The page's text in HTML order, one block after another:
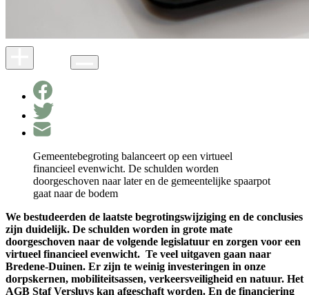
Gemeentebegroting balanceert op een virtueel
financieel evenwicht. De schulden worden
doorgeschoven naar later en de gemeentelijke spaarpot
gaat naar de bodem
We bestudeerden de laatste begrotingswijziging en de conclusies
zijn duidelijk. De schulden worden in grote mate
doorgeschoven naar de volgende legislatuur en zorgen voor een
virtueel financieel evenwicht. Te veel uitgaven gaan naar
Bredene-Duinen. Er zijn te weinig investeringen in onze
dorpskernen, mobiliteitsassen, verkeersveiligheid en natuur. Het
AGB Staf Versluys kan afgeschaft worden. En de financiering